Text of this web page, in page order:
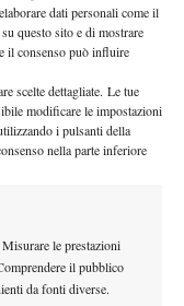
dati personali come il
questo sito e di mostrare
il consenso può influire
scelte dettagliate. Le tue
modificare le impostazioni
i pulsanti della
nella parte inferiore
le prestazioni
il pubblico
da fonti diverse.
22, 31 e 28 del
$. A ‘s-
più la Clijsters: per
A Carlsbad la
cinque turni (e aveva
e Zvonareva.
della vincitrice di
con una struttura
posizione più la
scempio. Un torneo